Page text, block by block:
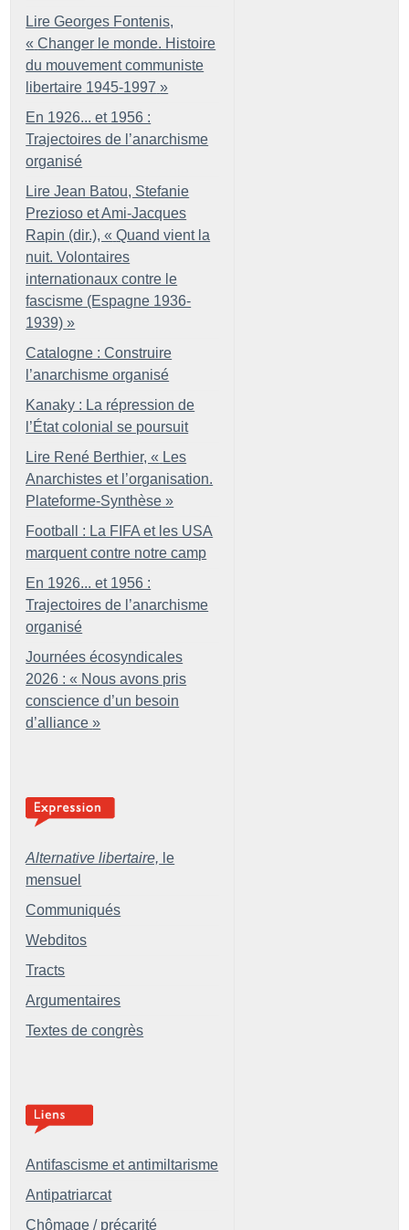
Lire Georges Fontenis,
« Changer le monde. Histoire
du mouvement communiste
libertaire 1945-1997 »
En 1926... et 1956 :
Trajectoires de l’anarchisme
organisé
Lire Jean Batou, Stefanie
Prezioso et Ami-Jacques
Rapin (dir.), « Quand vient la
nuit. Volontaires
internationaux contre le
fascisme (Espagne 1936-
1939) »
Catalogne : Construire
l’anarchisme organisé
Kanaky : La répression de
l’État colonial se poursuit
Lire René Berthier, « Les
Anarchistes et l’organisation.
Plateforme-Synthèse »
Football : La FIFA et les USA
marquent contre notre camp
En 1926... et 1956 :
Trajectoires de l’anarchisme
organisé
Journées écosyndicales
2026 : « Nous avons pris
conscience d’un besoin
d’alliance »
Alternative libertaire, le
mensuel
Communiqués
Webditos
Tracts
Argumentaires
Textes de congrès
Antifascisme et antimiltarisme
Antipatriarcat
Chômage / précarité